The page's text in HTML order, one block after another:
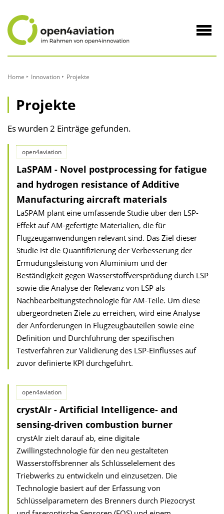
Inhalt
Home Innovation Projekte
Projekte
Es wurden 2 Einträge gefunden.
open4aviation
LaSPAM - Novel postprocessing for fatigue
and hydrogen resistance of Additive
Manufacturing aircraft materials
LaSPAM plant eine umfassende Studie über den LSP-
Effekt auf AM-gefertigte Materialien, die für
Flugzeuganwendungen relevant sind. Das Ziel dieser
Studie ist die Quantifizierung der Verbesserung der
Ermüdungsleistung von Aluminium und der
Beständigkeit gegen Wasserstoffversprödung durch LSP
sowie die Analyse der Relevanz von LSP als
Nachbearbeitungstechnologie für AM-Teile. Um diese
übergeordneten Ziele zu erreichen, wird eine Analyse
der Anforderungen in Flugzeugbauteilen sowie eine
Definition und Durchführung der spezifischen
Testverfahren zur Validierung des LSP-Einflusses auf
zuvor definierte KPI durchgeführt.
open4aviation
crystAIr - Artificial Intelligence- and
sensing-driven combustion burner
crystAIr zielt darauf ab, eine digitale
Zwillingstechnologie für den neu gestalteten
Wasserstoffsbrenner als Schlüsselelement des
Triebwerks zu entwickeln und einzusetzen. Die
Technologie basiert auf der Erfassung von
Schlüsselparametern des Brenners durch Piezocryst